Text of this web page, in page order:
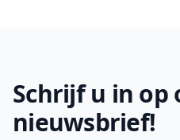
Schrijf u in op
nieuwsbrief!